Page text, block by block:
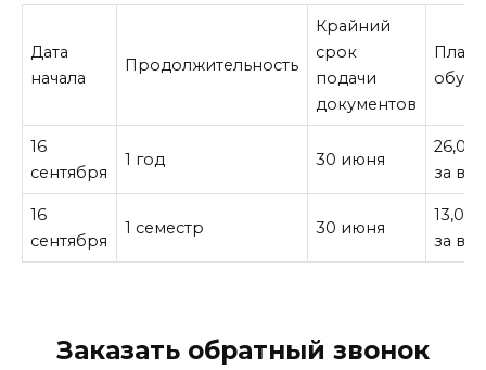
Дата
начала
Продолжительность
Крайний
срок
подачи
документов
Плата
16
сентября
1 год 30 июня
за все
16
сентября
1 семестр 30 июня
за все
Заказать обратный звонок